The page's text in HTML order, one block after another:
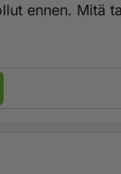
ennen. Mitä